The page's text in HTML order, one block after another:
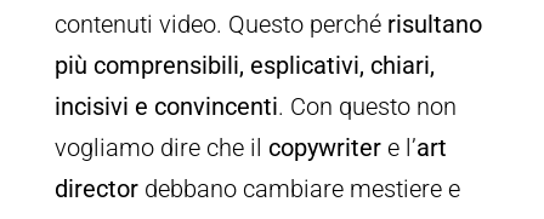
contenuti video. Questo perché risultano
più comprensibili, esplicativi, chiari,
incisivi e convincenti. Con questo non
vogliamo dire che il copywritere l’art
directordebbano cambiare mestiere e